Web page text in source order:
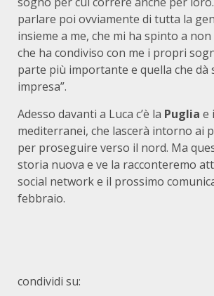
parlare poi ovviamente di tutta la
insieme a me, che mi ha spinto a
che ha condiviso con me i propri
parte più importante e quella che dà
impresa”.
Adesso davanti a Luca c’è la Puglia e
mediterranei, che lascerà intorno ai
per proseguire verso il nord. Ma
storia nuova e ve la racconteremo
social network e il prossimo
febbraio.
condividi su: